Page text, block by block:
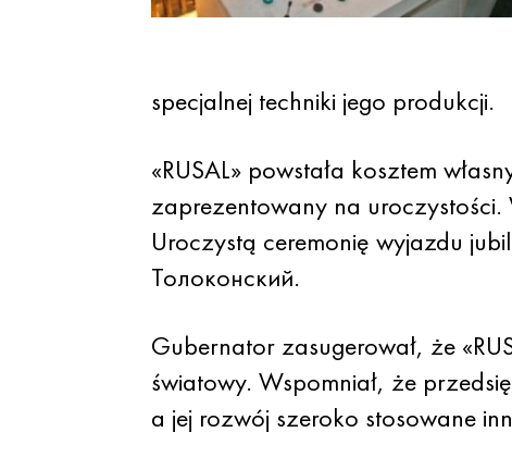
specjalnej techniki jego produkcji.
«RUSAL» powstała kosztem
zaprezentowany na uroczystości.
Uroczystą ceremonię wyjazdu
Толоконский.
Gubernator zasugerował, że
światowy. Wspomniał, że
a jej rozwój szeroko stosowane